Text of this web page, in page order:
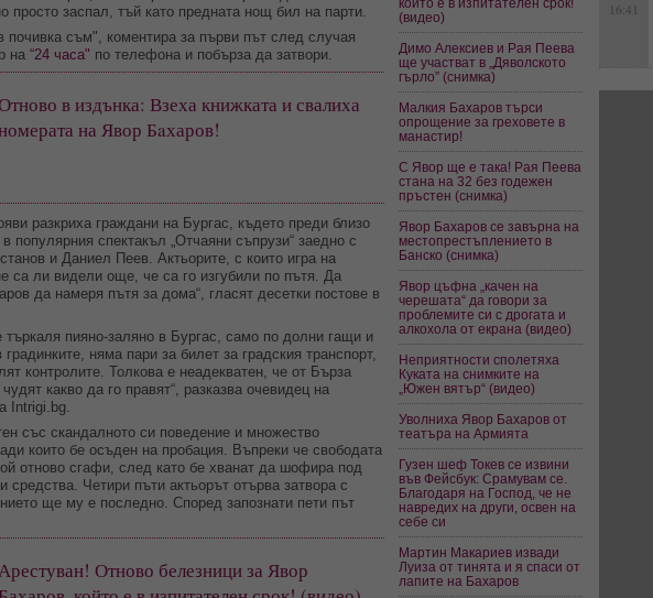
просто заспал, тъй като предната нощ бил на парти.
съм", коментира за първи път след случая
на “24 часа" по телефона и побърза да затвори.
в издънка: Взеха книжката и свалиха
на Явор Бaхаров!
разкриха граждани на Бургас, където преди близо
популярния спектакъл „Отчаяни съпрузи“ заедно с
и Даниел Пеев. Актьорите, с които игра на
са ли видели още, че са го изгубили по пътя. Да
да намеря пътя за дома“, гласят десетки постове в
търкаля пияно-заляно в Бургас, само по долни гащи и
няма пари за билет за градския транспорт,
контролите. Толкова е неадекватен, че от Бърза
какво да го правят“, разказва очевидец на
Intrigi.bg.
със скандалното си поведение и множество
които бе осъден на пробация. Въпреки че свободата
отново сгафи, след като бе хванат да шофира под
средства. Четири пъти актьорът отърва затвора с
ще му е последно. Според запознати пети път
Отново белезници за Явор
(видео)
Димо Алексиев и Рая Пеева
ще участват в „Дяволското
гърло” (снимка)
Малкия Бахаров търси
опрощение за греховете в
манастир!
С Явор ще е така! Рая Пеева
стана на 32 без годежен
пръстен (снимка)
Явор Бахаров се завърна на
местопрестъплението в
Банско (снимка)
Явор цъфна „качен на
черешата“ да говори за
проблемите си с дрогата и
алкохола от екрана (видео)
Неприятности сполетяха
Куката на снимките на
„Южен вятър“ (видео)
Уволниха Явор Бахаров от
театъра на Армията
Гузен шеф Токев се извини
във Фейсбук: Срамувам се.
Благодаря на Господ, че не
навредих на други, освен на
себе си
Мартин Макариев извади
Луиза от тинята и я спаси от
лапите на Бахаров
16:41